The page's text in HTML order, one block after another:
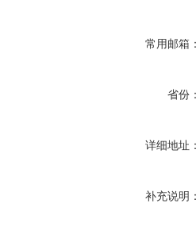
常用邮箱
省份
详细地址
补充说明